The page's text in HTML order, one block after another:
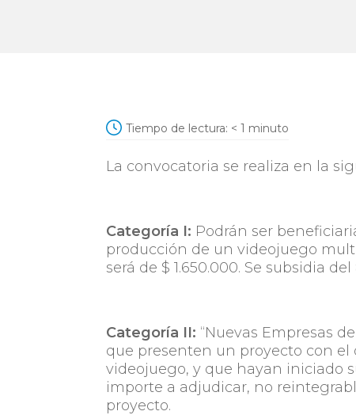
Tiempo de lectura: < 1 minuto
La convocatoria se realiza en la
Categoría I: Podrán ser
producción de un videojuego
será de $ 1.650.000. Se subsidia
Categoría II: “Nuevas Empresas
que presenten un proyecto con el
videojuego, y que hayan iniciado
importe a adjudicar, no
proyecto.